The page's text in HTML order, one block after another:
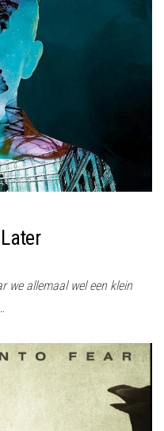
we allemaal wel een klein